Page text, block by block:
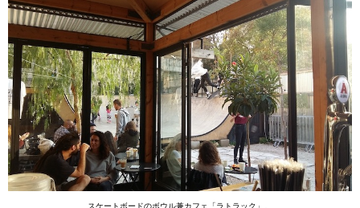
スケートボードのボウル兼カフェ「ラトラック」。